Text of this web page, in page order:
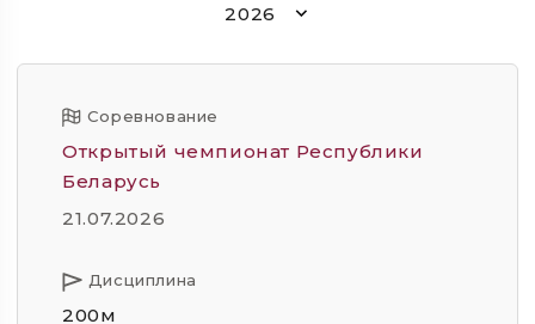
2026
Соревнование
Открытый чемпионат Республики
Беларусь
21.07.2026
Дисциплина
200м